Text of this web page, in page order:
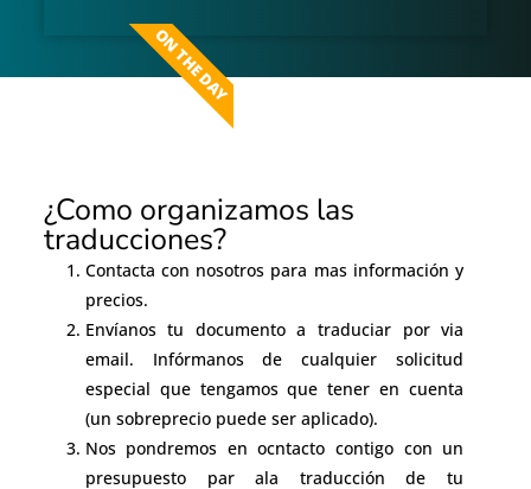
ON THE DAY
¿Como organizamos las
traducciones?
Contacta con nosotros para mas información y
precios.
Envíanos tu documento a traduciar por via
email. Infórmanos de cualquier solicitud
especial que tengamos que tener en cuenta
(un sobreprecio puede ser aplicado).
Nos pondremos en ocntacto contigo con un
presupuesto par ala traducción de tu